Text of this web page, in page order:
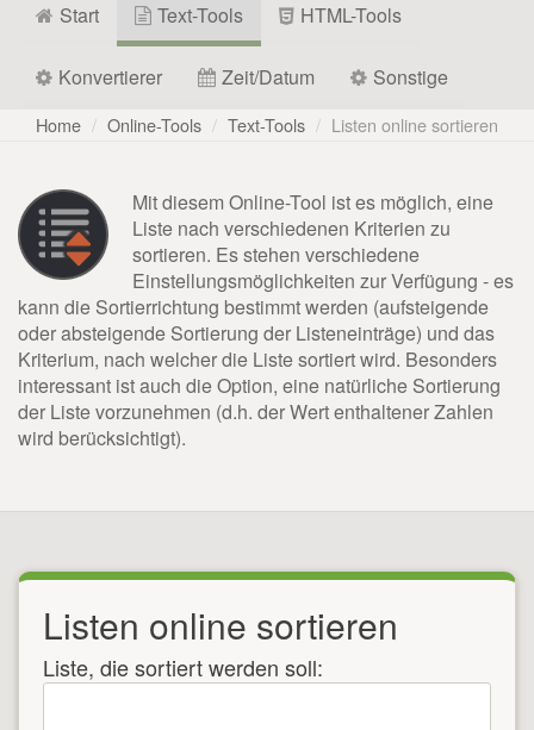
Start Text-Tools HTML-Tools
Konvertierer Zeit/Datum Sonstige
Home Online-Tools Text-Tools Listen online sortieren
Mit diesem Online-Tool ist es möglich, eine
Liste nach verschiedenen Kriterien zu
sortieren. Es stehen verschiedene
Einstellungsmöglichkeiten zur Verfügung - es
kann die Sortierrichtung bestimmt werden (aufsteigende
oder absteigende Sortierung der Listeneinträge) und das
Kriterium, nach welcher die Liste sortiert wird. Besonders
interessant ist auch die Option, eine natürliche Sortierung
der Liste vorzunehmen (d.h. der Wert enthaltener Zahlen
wird berücksichtigt).
Listen online sortieren
Liste, die sortiert werden soll: